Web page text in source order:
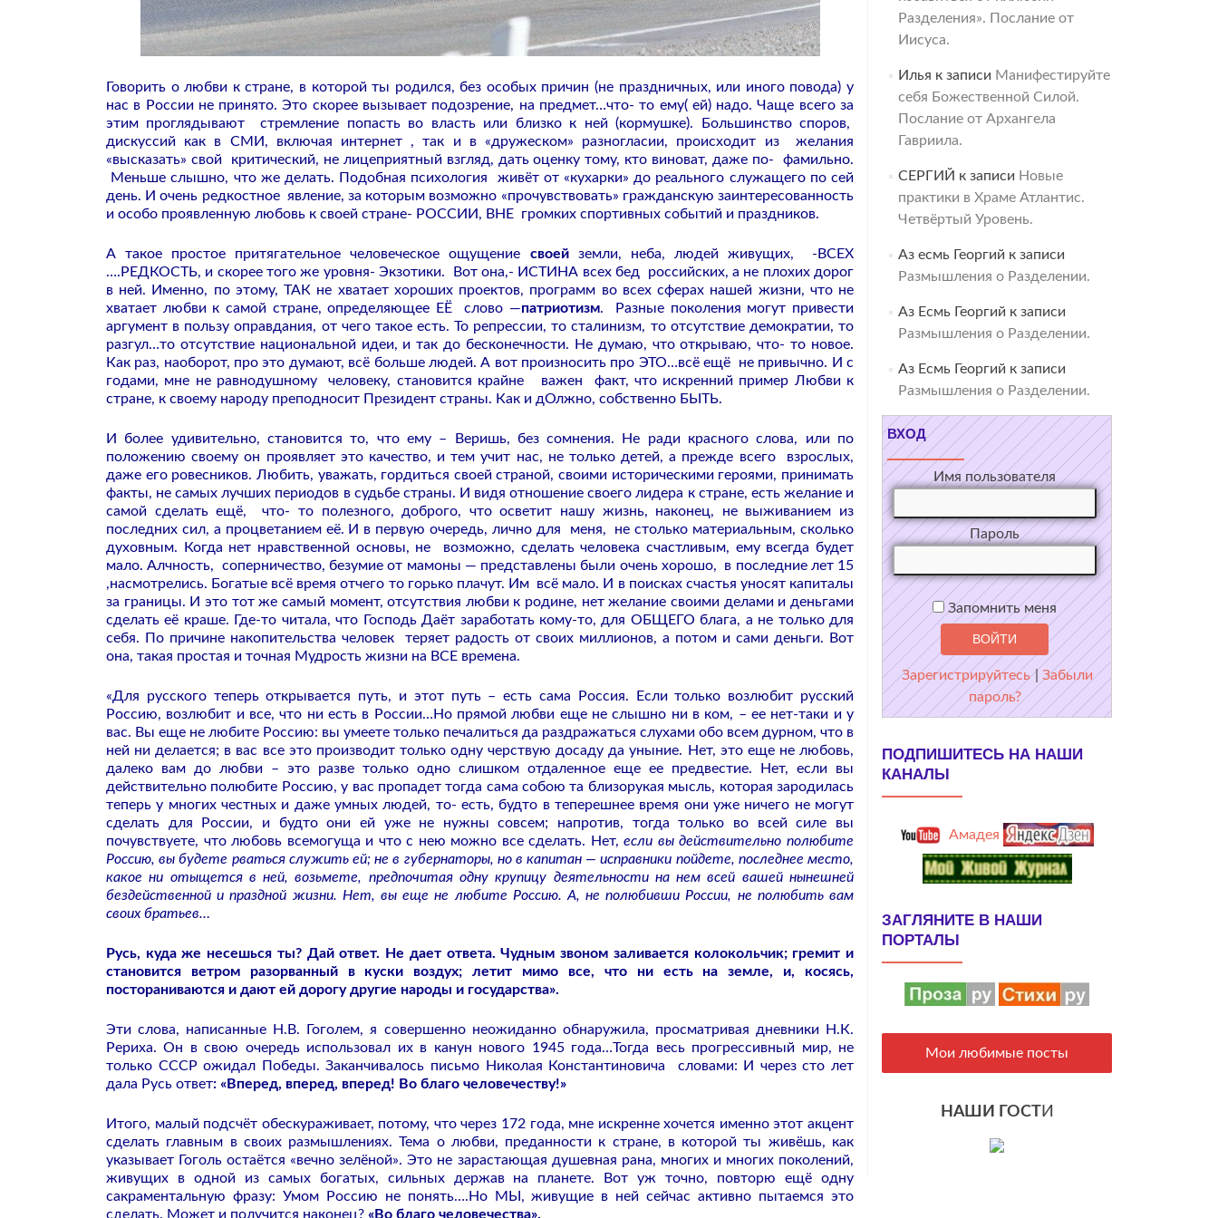
Говорить о любви к стране, в которой ты родился, без особых причин (не праздничных, или иного повода) у
нас в России не принято. Это скорее вызывает подозрение, на предмет…что- то ему( ей) надо. Чаще всего за
этим проглядывают стремление попасть во власть или близко к ней (кормушке). Большинство споров,
дискуссий как в СМИ, включая интернет , так и в «дружеском» разногласии, происходит из желания
«высказать» свой критический, не лицеприятный взгляд, дать оценку тому, кто виноват, даже по- фамильно.
Меньше слышно, что же делать. Подобная психология живёт от «кухарки» до реального служащего по сей
день. И очень редкостное явление, за которым возможно «прочувствовать» гражданскую заинтересованность
и особо проявленную любовь к своей стране- РОССИИ, ВНЕ громких спортивных событий и праздников.
А такое простое притягательное человеческое ощущение своейземли, неба, людей живущих, -ВСЕХ
….РЕДКОСТЬ, и скорее того же уровня- Экзотики. Вот она,- ИСТИНА всех бед российских, а не плохих дорог
в ней. Именно, по этому, ТАК не хватает хороших проектов, программ во всех сферах нашей жизни, что не
хватает любви к самой стране, определяющее ЕЁ слово —патриотизм. Разные поколения могут привести
аргумент в пользу оправдания, от чего такое есть. То репрессии, то сталинизм, то отсутствие демократии, то
разгул…то отсутствие национальной идеи, и так до бесконечности. Не думаю, что открываю, что- то новое.
Как раз, наоборот, про это думают, всё больше людей. А вот произносить про ЭТО…всё ещё не привычно. И с
годами, мне не равнодушному человеку, становится крайне важен факт, что искренний пример Любви к
стране, к своему народу преподносит Президент страны. Как и дОлжно, собственно БЫТЬ.
И более удивительно, становится то, что ему – Веришь, без сомнения. Не ради красного слова, или по
положению своему он проявляет это качество, и тем учит нас, не только детей, а прежде всего взрослых,
даже его ровесников. Любить, уважать, гордиться своей страной, своими историческими героями, принимать
факты, не самых лучших периодов в судьбе страны. И видя отношение своего лидера к стране, есть желание и
самой сделать ещё, что- то полезного, доброго, что осветит нашу жизнь, наконец, не выживанием из
последних сил, а процветанием её. И в первую очередь, лично для меня, не столько материальным, сколько
духовным. Когда нет нравственной основы, не возможно, сделать человека счастливым, ему всегда будет
мало. Алчность, соперничество, безумие от мамоны — представлены были очень хорошо, в последние лет 15
,насмотрелись. Богатые всё время отчего то горько плачут. Им всё мало. И в поисках счастья уносят капиталы
за границы. И это тот же самый момент, отсутствия любви к родине, нет желание своими делами и деньгами
сделать её краше. Где-то читала, что Господь Даёт заработать кому-то, для ОБЩЕГО блага, а не только для
себя. По причине накопительства человек теряет радость от своих миллионов, а потом и сами деньги. Вот
она, такая простая и точная Мудрость жизни на ВСЕ времена.
«Для русского теперь открывается путь, и этот путь – есть сама Россия. Если только возлюбит русский
Россию, возлюбит и все, что ни есть в России…Но прямой любви еще не слышно ни в ком, – ее нет-таки и у
вас. Вы еще не любите Россию: вы умеете только печалиться да раздражаться слухами обо всем дурном, что в
ней ни делается; в вас все это производит только одну черствую досаду да уныние. Нет, это еще не любовь,
далеко вам до любви – это разве только одно слишком отдаленное еще ее предвестие. Нет, если вы
действительно полюбите Россию, у вас пропадет тогда сама собою та близорукая мысль, которая зародилась
теперь у многих честных и даже умных людей, то- есть, будто в теперешнее время они уже ничего не могут
сделать для России, и будто они ей уже не нужны совсем; напротив, тогда только во всей силе вы
почувствуете, что любовь всемогуща и что с нею можно все сделать. Нет,если вы действительно полюбите
Россию, вы будете рваться служить ей; не в губернаторы, но в капитан — исправники пойдете, последнее место,
какое ни отыщется в ней, возьмете, предпочитая одну крупицу деятельности на нем всей вашей нынешней
бездейственной и праздной жизни. Нет, вы еще не любите Россию. А, не полюбивши России, не полюбить вам
своих братьев…
Русь, куда же несешься ты? Дай ответ. Не дает ответа. Чудным звоном заливается колокольчик; гремит и
становится ветром разорванный в куски воздух; летит мимо все, что ни есть на земле, и, косясь,
постораниваются и дают ей дорогу другие народы и государства».
Эти слова, написанные Н.В. Гоголем, я совершенно неожиданно обнаружила, просматривая дневники Н.К.
Рериха. Он в свою очередь использовал их в канун нового 1945 года…Тогда весь прогрессивный мир, не
только СССР ожидал Победы. Заканчивалось письмо Николая Константиновича словами: И через сто лет
дала Русь ответ: «Вперед, вперед, вперед! Во благо человечеству!»
Итого, малый подсчёт обескураживает, потому, что через 172 года, мне искренне хочется именно этот акцент
сделать главным в своих размышлениях. Тема о любви, преданности к стране, в которой ты живёшь, как
указывает Гоголь остаётся «вечно зелёной». Это не зарастающая душевная рана, многих и многих поколений,
живущих в одной из самых богатых, сильных держав на планете. Вот уж точно, повторю ещё одну
сакраментальную фразу: Умом Россию не понять….Но МЫ, живущие в ней сейчас активно пытаемся это
сделать. Может и получится наконец? «Во благо человечества».
Разделения». Послание от
Иисуса.
Илья к записи Манифестируйте
себя Божественной Силой.
Послание от Архангела
Гавриила.
СЕРГИЙ к записи Новые
практики в Храме Атлантис.
Четвёртый Уровень.
Аз есмь Георгий к записи
Размышления о Разделении.
Аз Есмь Георгий к записи
Размышления о Разделении.
Аз Есмь Георгий к записи
Размышления о Разделении.
ВХОД
Имя пользователя
Пароль
Запомнить меня
Зарегистрируйтесь | Забыли
пароль?
ПОДПИШИТЕСЬ НА НАШИ
КАНАЛЫ
Амадея
ЗАГЛЯНИТЕ В НАШИ
ПОРТАЛЫ
Мои любимые посты
НАШИ ГОСТИ